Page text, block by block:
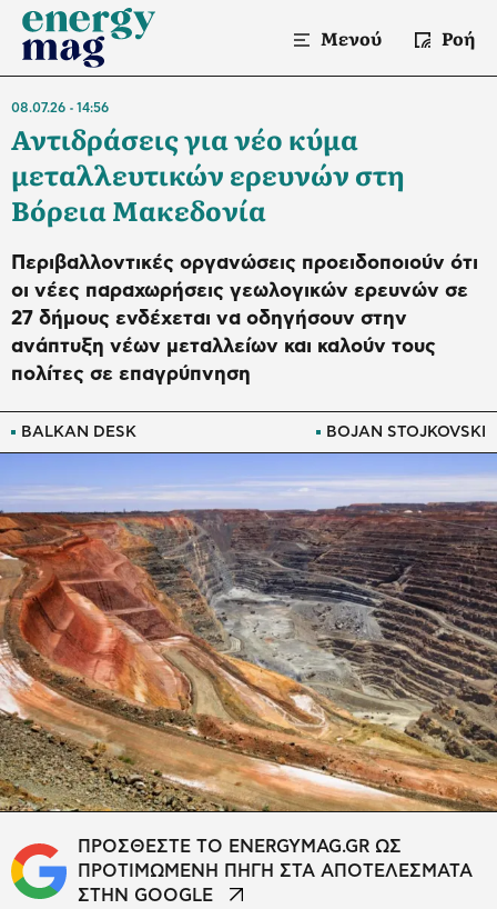
Μενού Ροή
BALKAN DESK BOJAN STOJKOVSKI
08.07.26 14:56
Αντιδράσεις για νέο κύμα
μεταλλευτικών ερευνών στη
Βόρεια Μακεδονία
Περιβαλλοντικές οργανώσεις προειδοποιούν ότι
οι νέες παραχωρήσεις γεωλογικών ερευνών σε
27 δήμους ενδέχεται να οδηγήσουν στην
ανάπτυξη νέων μεταλλείων και καλούν τους
πολίτες σε επαγρύπνηση
ΠΡΟΣΘΕΣΤΕ ΤΟ ENERGYMAG.GR ΩΣ
ΠΡΟΤΙΜΩΜΕΝΗ ΠΗΓΗ ΣΤΑ ΑΠΟΤΕΛΕΣΜΑΤΑ
ΣΤΗΝ GOOGLE